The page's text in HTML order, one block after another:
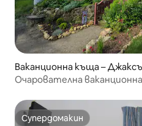
Ваканционна къща –
Очарователна
Супердомакин
Супердомакин